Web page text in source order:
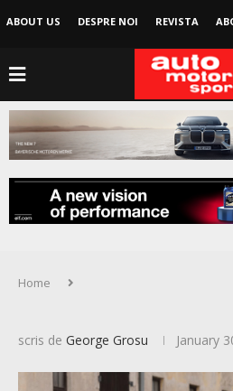
ABOUT US DESPRE NOI REVISTA
Home
scris de George Grosu January